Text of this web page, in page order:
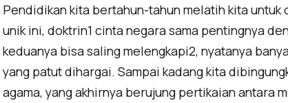
Pendidikan kita bertahun-tahun melatih kita
unik ini, doktrin1 cinta negara sama pentingnya
keduanya bisa saling melengkapi2, nyatanya
yang patut dihargai. Sampai kadang kita
agama, yang akhirnya berujung pertikaian antara